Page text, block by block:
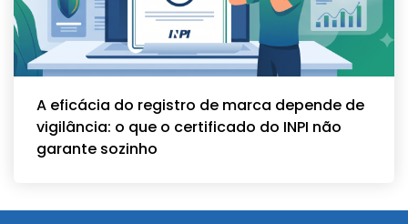
A eficácia do registro de marca depende de
vigilância: o que o certificado do INPI não
garante sozinho